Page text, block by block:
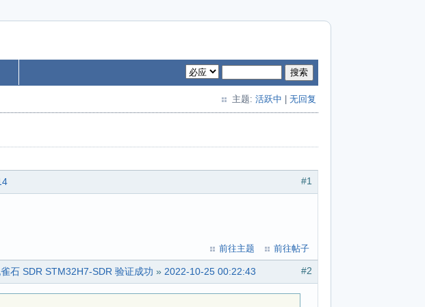
搜索
主题: 活跃中 无回复
#1
前往主题 前往帖子
#2
石 SDR STM32H7-SDR 验证成功 » 2022-10-25 00:22:43